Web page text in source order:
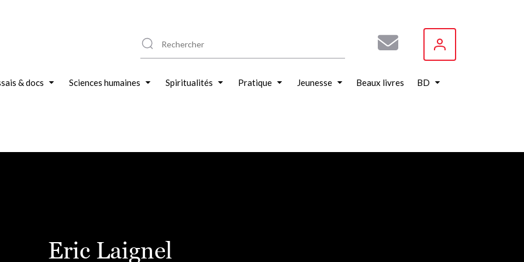
& docs Sciences humaines Spiritualités Pratique Jeunesse Beaux livres BD
Eric Laignel